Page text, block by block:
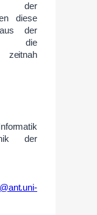
der
diese
der
die
zeitnah
der